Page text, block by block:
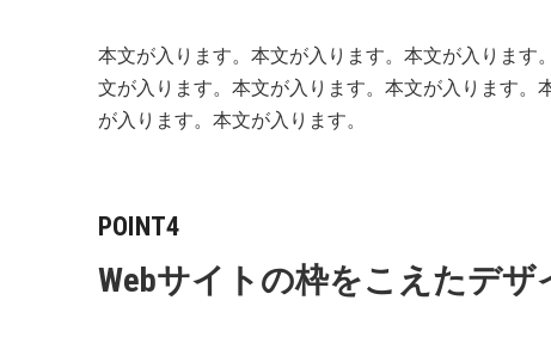
本文が入ります。本文が入ります。本文が入りま
文が入ります。本文が入ります。本文が入ります
が入ります。本文が入ります。
POINT4
Webサイトの枠をこえたデザ